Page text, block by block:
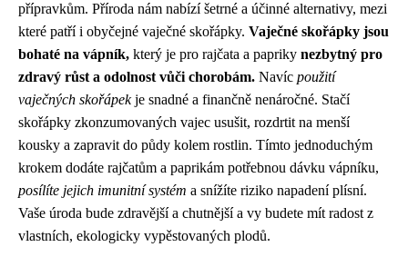
přípravkům. Příroda nám nabízí šetrné a účinné alternativy, mezi
které patří i obyčejné vaječné skořápky. Vaječné skořápky jsou
bohaté na vápník, který je pro rajčata a papriky nezbytný pro
zdravý růst a odolnost vůči chorobám. Navíc použití
vaječných skořápekje snadné a finančně nenáročné. Stačí
skořápky zkonzumovaných vajec usušit, rozdrtit na menší
kousky a zapravit do půdy kolem rostlin. Tímto jednoduchým
krokem dodáte rajčatům a paprikám potřebnou dávku vápníku,
posílíte jejich imunitní systém a snížíte riziko napadení plísní.
Vaše úroda bude zdravější a chutnější a vy budete mít radost z
vlastních, ekologicky vypěstovaných plodů.